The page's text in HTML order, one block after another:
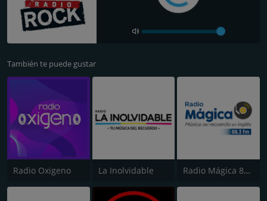
También te puede gustar
Radio Oxigeno La Inolvidable Radio Mágica 88.3 FM